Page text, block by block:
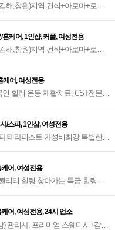
해,창원)지역 건식+아로마+로미
홈케어, 1인샵, 커플, 여성전용
해,창원)지역 건식+아로마+로미
케어, 여성전용
힐러 운동 재활치료, CST전문가
/스파, 1인샵, 여성전용
테라피스트 가성비최강 특별한
케어, 여성전용
리티 힐링 찾아가는 특급 힐링타
어, 여성전용, 24시 업소
관리사, 프리미엄 스웨디시+감성